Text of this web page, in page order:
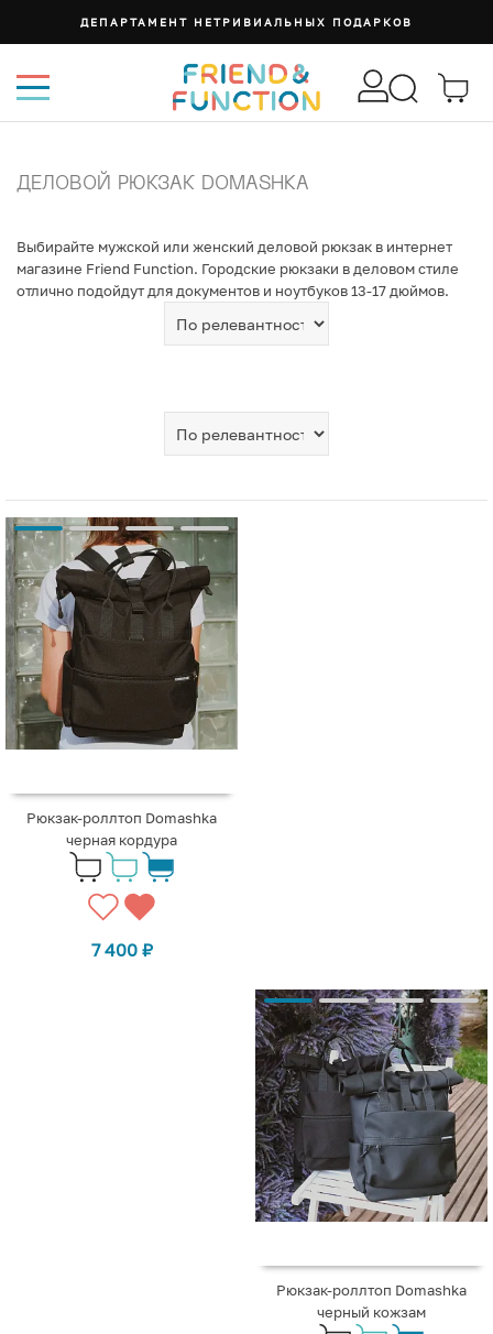
ДЕПАРТАМЕНТ НЕТРИВИАЛЬНЫХ ПОДАРКОВ
ДЕЛОВОЙ РЮКЗАК DOMASHKA
Выбирайте мужской или женский деловой рюкзак в интернет
магазине Friend Function. Городские рюкзаки в деловом стиле
отлично подойдут для документов и ноутбуков 13-17 дюймов.
Рюкзак-роллтоп Domashka
черная кордура
7 400 ₽
Рюкзак-роллтоп Domashka
черный кожзам